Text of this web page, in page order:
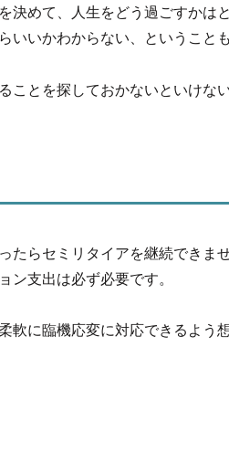
めて、人生をどう過ごすかは
いかわからない、ということも
とを探しておかないといけない
らセミリタイアを継続できま
支出は必ず必要です。
に臨機応変に対応できるよう